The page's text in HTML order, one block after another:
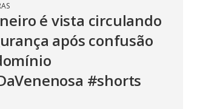
é vista circulando
após confusão
#shorts